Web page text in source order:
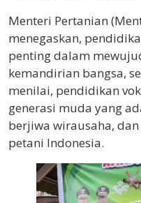
Menteri Pertanian
menegaskan,
penting dalam
kemandirian bangsa,
menilai, pendidikan
generasi muda yang
berjiwa wirausaha,
petani Indonesia.